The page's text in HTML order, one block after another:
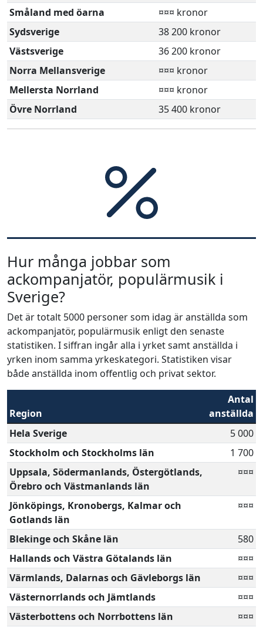
Småland med öarna
¤¤¤ kronor
Sydsverige
38 200 kronor
Västsverige
36 200 kronor
Norra Mellansverige
¤¤¤ kronor
Mellersta Norrland
¤¤¤ kronor
Övre Norrland
35 400 kronor
Hur många jobbar som
ackompanjatör, populärmusik i
Sverige?
Det är totalt 5000 personer som idag är anställda som
ackompanjatör, populärmusik enligt den senaste
statistiken. I siffran ingår alla i yrket samt anställda i
yrken inom samma yrkeskategori. Statistiken visar
både anställda inom offentlig och privat sektor.
Region
Antal
anställda
Hela Sverige
5 000
Stockholm och Stockholms län
1 700
Uppsala, Södermanlands, Östergötlands,
Örebro och Västmanlands län
¤¤¤
Jönköpings, Kronobergs, Kalmar och
Gotlands län
¤¤¤
Blekinge och Skåne län
580
Hallands och Västra Götalands län
¤¤¤
Värmlands, Dalarnas och Gävleborgs län
¤¤¤
Västernorrlands och Jämtlands
¤¤¤
Västerbottens och Norrbottens län
¤¤¤